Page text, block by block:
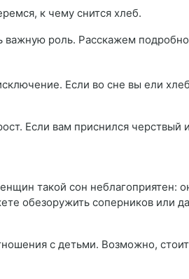
к чему снится хлеб.
важную роль. Расскажем
Если во сне вы ели
Если вам приснился черствый
такой сон неблагоприятен:
обезоружить соперников или
с детьми. Возможно,